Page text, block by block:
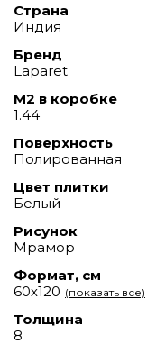
Страна
Индия
Бренд
Laparet
М2 в коробке
1.44
Поверхность
Полированная
Цвет плитки
Белый
Рисунок
Мрамор
Формат, см
60х120 (показать все)
Толщина
8